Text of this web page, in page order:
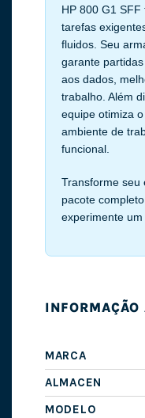
HP 800 G1
tarefas
fluidos. Seu
garante
aos dados,
trabalho. Além
equipe otimiza
ambiente de
funcional.
Transforme seu
pacote
experimente
MARCA
ALMACEN
MODELO